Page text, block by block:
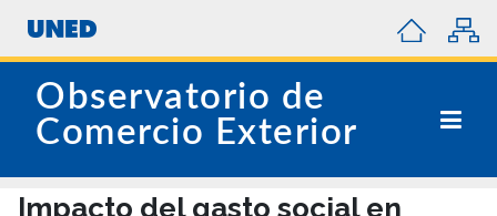
Observatorio de
Comercio Exterior
Impacto del gasto social en